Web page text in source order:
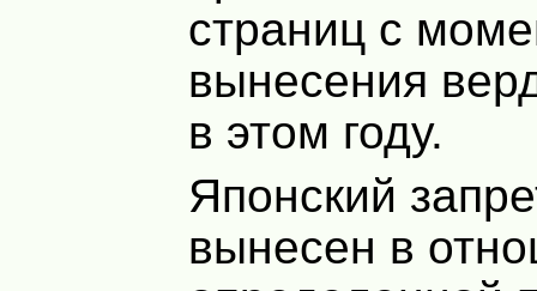
страниц с
вынесения
в этом году.
Японский
вынесен в